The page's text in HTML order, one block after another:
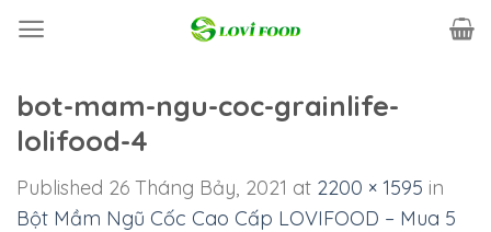
bot-mam-ngu-coc-grainlife-
lolifood-4
Published 26 Tháng Bảy, 2021 at 2200 × 1595 in
Bột Mầm Ngũ Cốc Cao Cấp LOVIFOOD – Mua 5